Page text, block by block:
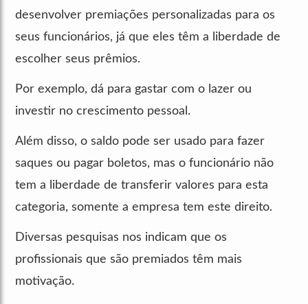
desenvolver premiações personalizadas para os
seus funcionários, já que eles têm a liberdade de
escolher seus prêmios.
Por exemplo, dá para gastar com o lazer ou
investir no crescimento pessoal.
Além disso, o saldo pode ser usado para fazer
saques ou pagar boletos, mas o funcionário não
tem a liberdade de transferir valores para esta
categoria, somente a empresa tem este direito.
Diversas pesquisas nos indicam que os
profissionais que são premiados têm mais
motivação.